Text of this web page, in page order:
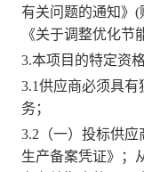
有关问题的通知》(
《关于调整优化
3.本项目的特定资格
3.1供应商必须具有
务；
3.2 （一）投标供
生产备案凭证》；